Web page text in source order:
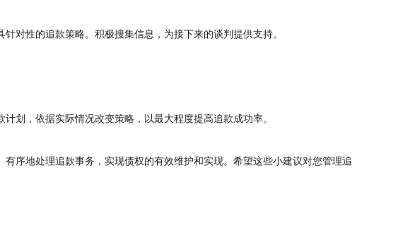
性的追款策略。积极搜集信息，为接下来的谈判提供支持。
，依据实际情况改变策略，以最大程度提高追款成功率。
地处理追款事务，实现债权的有效维护和实现。希望这些小建议对您管理追